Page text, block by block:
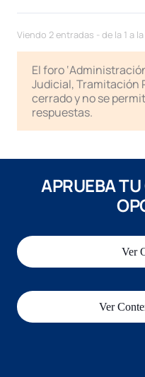
Viendo 2 entradas - de la 1 a
El foro
Judicial, Tramitación
cerrado y no se
respuestas.
APRUEBA
Ver
Ver